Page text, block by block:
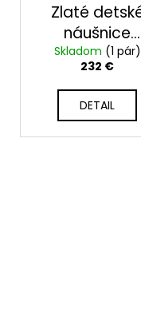
Zlaté
náušnice
2312/Z/B
Skladom (1 pár)
232 €
DETAIL